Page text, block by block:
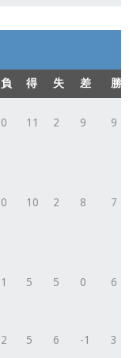
負 得 失 差 勝点
0 11 2 9 9
0 10 2 8 7
1 5 5 0 6
2 5 6 -1 3